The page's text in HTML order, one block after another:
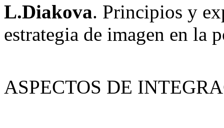
L.Diakova. Principios y
estrategia de imagen en la
ASPECTOS DE